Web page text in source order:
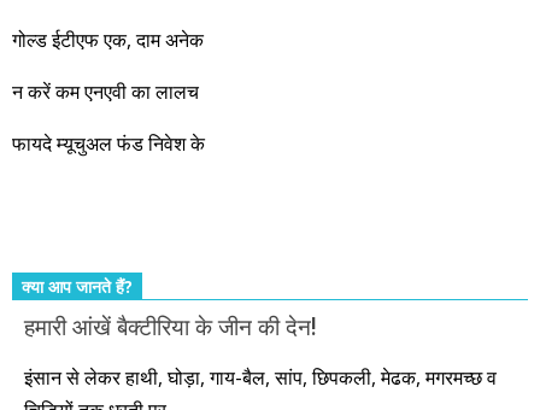
आएंगे। दूसरे आपको बस उल्लू बनाएंगे। केवल हम ही हैं जो पूरी ईमानदारी
और सत्यनिष्ठा से आपके लिए निवेश के हर रविवार को शानदार मौके लेकर
कर्महीन नर पावत नाहीं। आपके हिस्से का कुछ कर्म हम कर दे रहे हैं। बाकी
गोल्ड ईटीएफ एक, दाम अनेक
न करें कम एनएवी का लालच
फायदे म्यूचुअल फंड निवेश के
क्या आप जानते हैं?
हमारी आंखें बैक्टीरिया के जीन की देन!
इंसान से लेकर हाथी, घोड़ा, गाय-बैल, सांप, छिपकली, मेढक, मगरमच्छ व